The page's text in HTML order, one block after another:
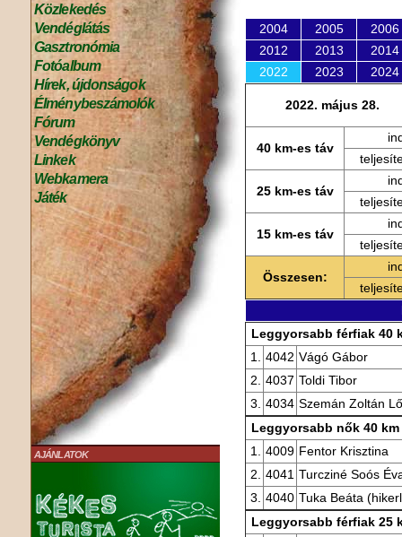
Közlekedés
Vendéglátás
Gasztronómia
Fotóalbum
Hírek, újdonságok
Élménybeszámolók
Fórum
Vendégkönyv
Linkek
Webkamera
Játék
AJÁNLATOK
2004 2005
2006
2012
2013
2014
2022
2023 2024
2022. május 28.
40 km-es táv
25 km-es táv
15 km-es táv
Összesen:
Leggyorsabb férfiak 40
1.
4042 Vágó Gábor
2.
4037 Toldi Tibor
3.
4034 Szemán Zoltán
Leggyorsabb nők 40 km
1.
4009 Fentor Krisztina
2.
4041 Turcziné Soós
3.
4040 Tuka Beáta
Leggyorsabb férfiak 25